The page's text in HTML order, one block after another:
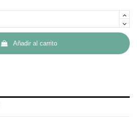
Añadir al carrito